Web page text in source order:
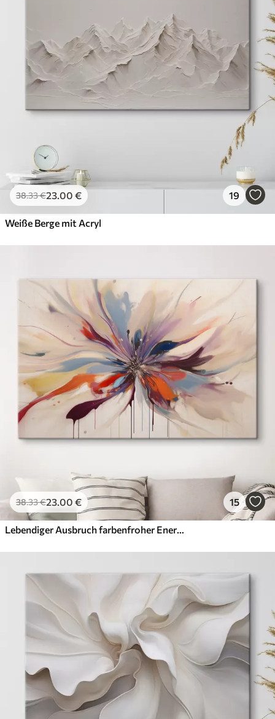
38.33€23.00 € 19
Weiße Berge mit Acryl
38.33€23.00 € 15
Lebendiger Ausbruch farbenfroher Energie